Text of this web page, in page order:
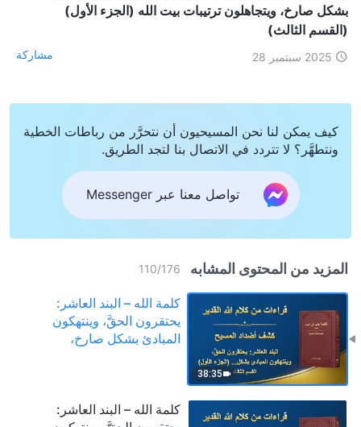
بشكل صارخ، ويتجاهلون ترتيبات بيت الله (الجزء الأول)
(القسم الثالث)
2025 سبتمبر 28 مشاركة
كيف يمكن لنا نحن المسيحيون أن نتحرَّر من رباطات الخطية
ونتطهَّر؟ لا تتردد في الاتصال بنا لتجد الطريق.
تواصل معنا عبر Messenger
المزيد من المحتوى المشابه 110/176
38:35
كلمة الله – البند العاشر:
يحتقرون الحقَّ، وينتهكون
المبادئ بشكل صارخ،
كلمة الله – البند العاشر: